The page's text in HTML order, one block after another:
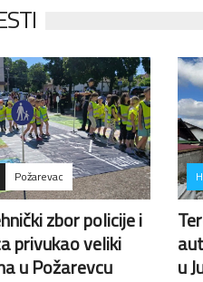
Požarevac
zbor policije i
privukao veliki
u Požarevcu
u